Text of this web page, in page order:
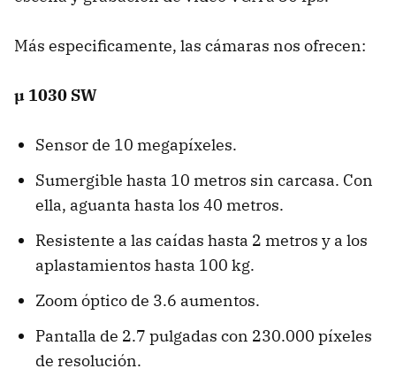
Más especificamente, las cámaras nos ofrecen:
µ 1030 SW
Sensor de 10 megapíxeles.
Sumergible hasta 10 metros sin carcasa. Con
ella, aguanta hasta los 40 metros.
Resistente a las caídas hasta 2 metros y a los
aplastamientos hasta 100 kg.
Zoom óptico de 3.6 aumentos.
Pantalla de 2.7 pulgadas con 230.000 píxeles
de resolución.